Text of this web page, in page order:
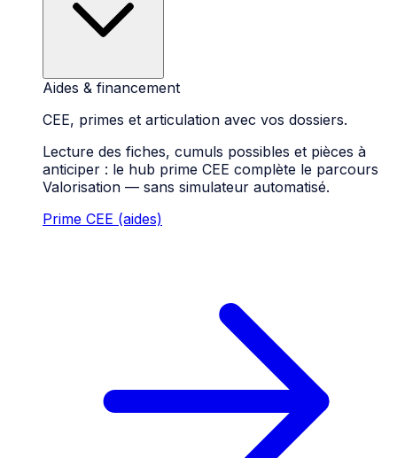
Aides & financement
CEE, primes et articulation avec vos dossiers.
Lecture des fiches, cumuls possibles et pièces à
anticiper : le hub prime CEE complète le parcours
Valorisation — sans simulateur automatisé.
Prime CEE (aides)